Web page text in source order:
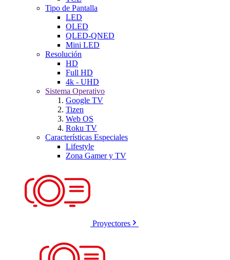
Tipo de Pantalla
LED
OLED
QLED-QNED
Mini LED
Resolución
HD
Full HD
4k - UHD
Sistema Operativo
Google TV
Tizen
Web OS
Roku TV
Características Especiales
Lifestyle
Zona Gamer y TV
Proyectores